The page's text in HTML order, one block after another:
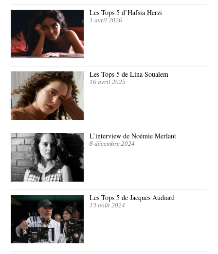
Les Tops 5 d’Hafsia Herzi
1 avril 2026
Les Tops 5 de Lina Soualem
16 avril 2025
L’interview de Noémie Merlant
8 décembre 2024
Les Tops 5 de Jacques Audiard
13 août 2024